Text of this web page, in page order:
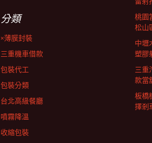
桃園
松山
中壢
塑膠
三重
款當
板橋
擇剎
分類
×薄膜封裝
三重機車借款
包裝代工
包裝分類
台北高級餐廳
噴霧降溫
收縮包裝